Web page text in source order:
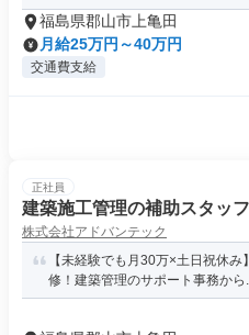
福島県郡山市上亀田
月給25万円～40万円
交通費支給
正社員
建築施工管理の補助スタッフ
株式会社アドバンテック
【未経験でも月30万×土日祝休
修！建築管理のサポート事務から